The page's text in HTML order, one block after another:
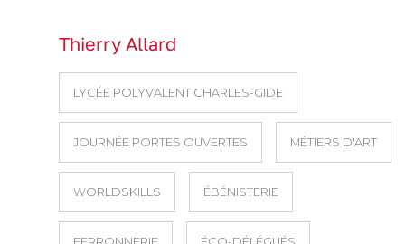
Thierry Allard
LYCÉE POLYVALENT CHARLES-GIDE
JOURNÉE PORTES OUVERTES MÉTIERS D'ART
WORLDSKILLS ÉBÉNISTERIE